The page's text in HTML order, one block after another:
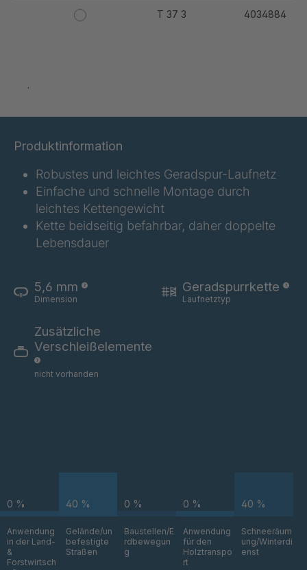
T 37 3 4034884
T 62 3 4034889
T 77 5
T 79 5 4034891
T 88 4
T 53 3
T 51 3 4034964
.
Produktinformation
Robustes und leichtes Geradspur-Laufnetz
Einfache und schnelle Montage durch
leichtes Kettengewicht
Kette beidseitig befahrbar, daher doppelte
Lebensdauer
5,6 mm
Dimension
Geradspurrkette
Laufnetztyp
Zusätzliche
Verschleißelemente
nicht vorhanden
0 %
Anwendung
in der Land-
&
Forstwirtsch
40 %
Gelände/un
befestigte
Straßen
0 %
Baustellen/E
rdbewegun
g
0 %
Anwendung
für den
Holztranspo
rt
40 %
Schneeräum
ung/Winterdi
enst